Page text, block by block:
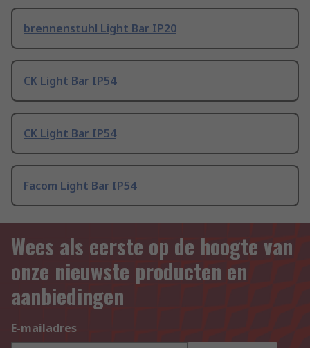
brennenstuhl Light Bar IP20
CK Light Bar IP54
CK Light Bar IP54
Facom Light Bar IP54
Wees als eerste op de hoogte van
onze nieuwste producten en
aanbiedingen
E-mailadres